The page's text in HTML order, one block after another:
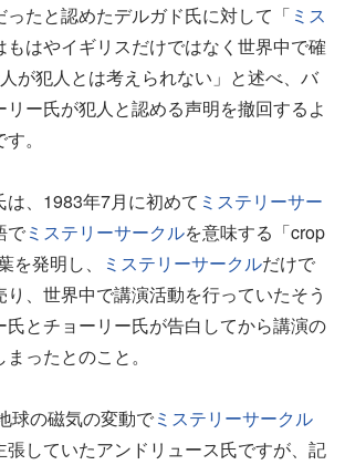
ったと認めたデルガド氏に対して「 ミス
もはやイギリスだけではなく世界中で確
が犯人とは考えられない」と述べ、バ
リー氏が犯人と認める声明を撤回するよ
。
は、1983年7月に初めて ミステリーサー
でミステリーサークルを意味する「crop
を発明し、
ミステリーサークルだけで
、世界中で講演活動を行っていたそう
氏とチョーリー氏が告白してから講演の
ったとのこと。
球の磁気の変動でミステリーサークル
張していたアンドリュース氏ですが、記